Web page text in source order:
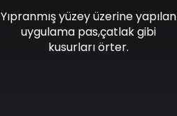
Yıpranmış yüzey üzerine yapılan
uygulama pas,çatlak gibi
kusurları örter.